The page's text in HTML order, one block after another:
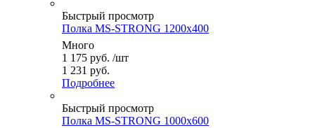
Быстрый просмотр
Полка MS-STRONG 1200x400
Много
1 175 руб. /шт
1 231 руб.
Подробнее
Быстрый просмотр
Полка MS-STRONG 1000x600